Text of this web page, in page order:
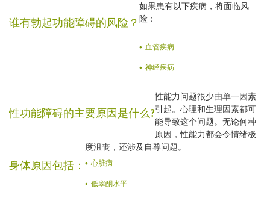
谁有勃起功能障碍的风险？
如果患有以下疾病，将面临风
险：
血管疾病
神经疾病
性功能障碍的主要原因是什么?
性能力问题很少由单一因素
引起。心理和生理因素都可
能导致这个问题。无论何种
原因，性能力都会令情绪极
度沮丧，还涉及自尊问题。
身体原因包括： 心脏病
低睾酮水平